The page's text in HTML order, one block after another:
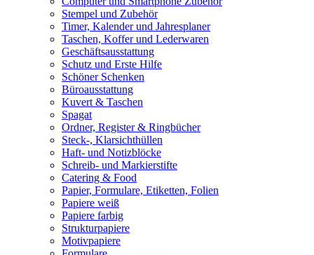
Stempel und Zubehör
Timer, Kalender und Jahresplaner
Taschen, Koffer und Lederwaren
Geschäftsausstattung
Schutz und Erste Hilfe
Schöner Schenken
Büroausstattung
Kuvert & Taschen
Spagat
Ordner, Register & Ringbücher
Steck-, Klarsichthüllen
Haft- und Notizblöcke
Schreib- und Markierstifte
Catering & Food
Papier, Formulare, Etiketten, Folien
Papiere weiß
Papiere farbig
Strukturpapiere
Motivpapiere